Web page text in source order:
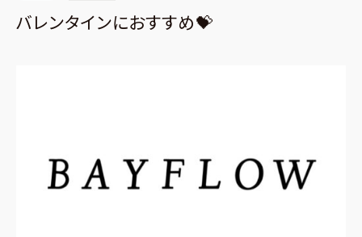
バレンタインにおすすめ💝